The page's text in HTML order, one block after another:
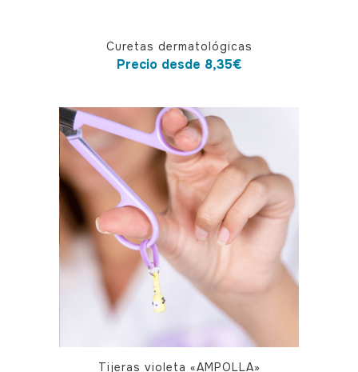
variantes.
Las
opciones
se
pueden
elegir
en
la
página
Curetas dermatológicas
Precio desde 8,35€
Tijeras violeta «AMPOLLA»